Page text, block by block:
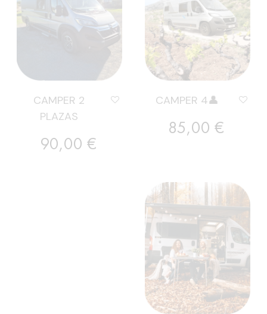
CAMPER 2
PLAZAS
Preu
90,00 €
CAMPER 4👤
Preu
85,00 €